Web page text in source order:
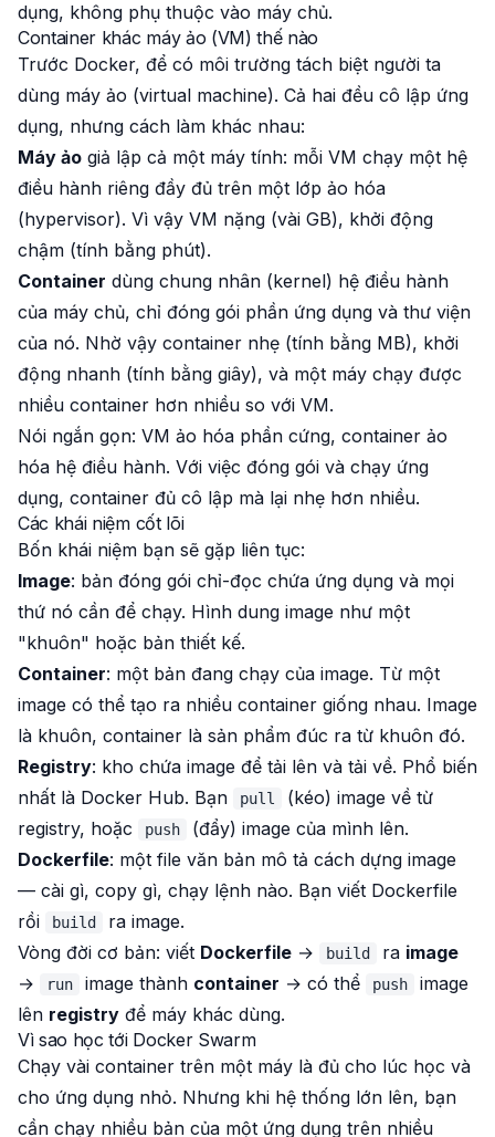
dụng, không phụ thuộc vào máy chủ.
Container khác máy ảo (VM) thế nào
Trước Docker, để có môi trường tách biệt người ta
dùng máy ảo (virtual machine). Cả hai đều cô lập ứng
dụng, nhưng cách làm khác nhau:
Máy ảo giả lập cả một máy tính: mỗi VM chạy một hệ
điều hành riêng đầy đủ trên một lớp ảo hóa
(hypervisor). Vì vậy VM nặng (vài GB), khởi động
chậm (tính bằng phút).
Container dùng chung nhân (kernel) hệ điều hành
của máy chủ, chỉ đóng gói phần ứng dụng và thư viện
của nó. Nhờ vậy container nhẹ (tính bằng MB), khởi
động nhanh (tính bằng giây), và một máy chạy được
nhiều container hơn nhiều so với VM.
Nói ngắn gọn: VM ảo hóa phần cứng, container ảo
hóa hệ điều hành. Với việc đóng gói và chạy ứng
dụng, container đủ cô lập mà lại nhẹ hơn nhiều.
Các khái niệm cốt lõi
Bốn khái niệm bạn sẽ gặp liên tục:
Image: bản đóng gói chỉ-đọc chứa ứng dụng và mọi
thứ nó cần để chạy. Hình dung image như một
"khuôn" hoặc bản thiết kế.
Container: một bản đang chạy của image. Từ một
image có thể tạo ra nhiều container giống nhau. Image
là khuôn, container là sản phẩm đúc ra từ khuôn đó.
Registry: kho chứa image để tải lên và tải về. Phổ biến
nhất là Docker Hub. Bạn
pull
(kéo) image về từ
registry, hoặc
push
(đẩy) image của mình lên.
Dockerfile: một file văn bản mô tả cách dựng image
— cài gì, copy gì, chạy lệnh nào. Bạn viết Dockerfile
rồi
build
ra image.
Vòng đời cơ bản: viết Dockerfile → build ra image
→
run image thành container → có thể push
image
lên registry để máy khác dùng.
Vì sao học tới Docker Swarm
Chạy vài container trên một máy là đủ cho lúc học và
cho ứng dụng nhỏ. Nhưng khi hệ thống lớn lên, bạn
cần chạy nhiều bản của một ứng dụng trên nhiều